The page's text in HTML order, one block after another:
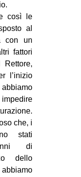
così le
al
con un
fattori
Rettore,
l’inizio
che, i
stati
di
dello